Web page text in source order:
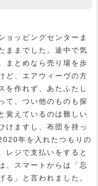
雨が降ってくる前に
ョッピングセンターま
ままでした。途中で気
まとめなら売り場を歩
ど、エアウィーヴの方
を作れず、あたふたし
て、つい他のものも探
覚えているのは難しい
けますし、布団を持っ
年を入れたつもりの
レジで支払いをすると
、スマートからは「忘
る」と言われました。